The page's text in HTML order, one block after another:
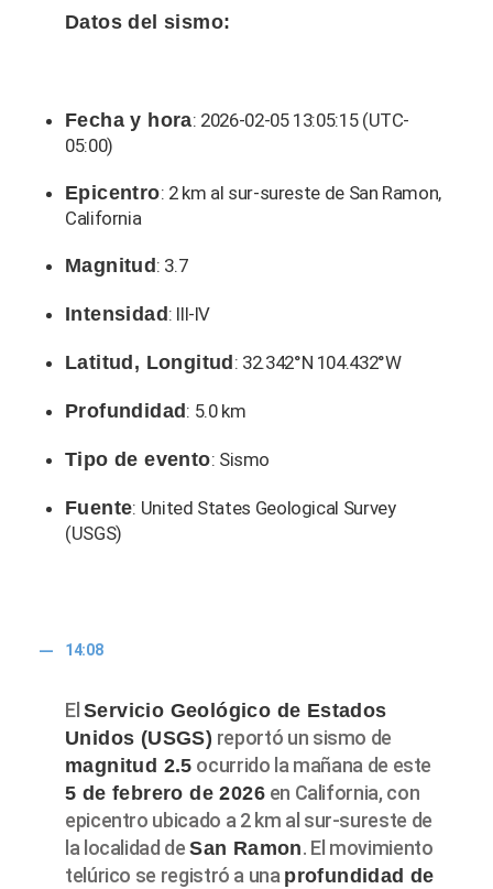
Datos del sismo:
Fecha y hora: 2026-02-05 13:05:15 (UTC-
05:00)
Epicentro: 2 km al sur-sureste de San Ramon,
California
Magnitud : 3.7
Intensidad : III-IV
Latitud, Longitud : 32.342°N 104.432°W
Profundidad : 5.0 km
Tipo de evento: Sismo
Fuente: United States Geological Survey
(USGS)
14:08
El Servicio Geológico de Estados
Unidos (USGS) reportó un sismo de
magnitud 2.5 ocurrido la mañana de este
5 de febrero de 2026 en California, con
epicentro ubicado a 2 km al sur-sureste de
la localidad deSan Ramon. El movimiento
telúrico se registró a una profundidad de